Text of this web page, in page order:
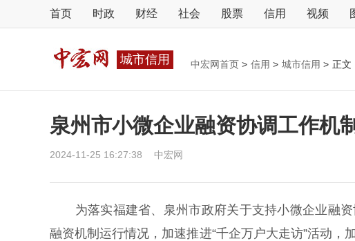
首页 时政 财经 社会 股票 信用 视频
城市信用 中宏网首页 > 信用 > 城市信用 > 正文
泉州市小微企业融资协调工作机
2024-11-25 16:27:38 中宏网
为落实福建省、泉州市政府关于支持小微企业融资
融资机制运行情况，加速推进“千企万户大走访”活动